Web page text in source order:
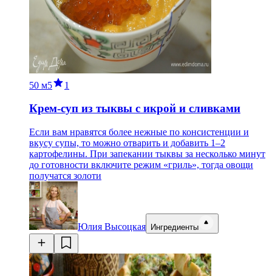
50 м5 1
Крем-суп из тыквы с икрой и сливками
Если вам нравятся более нежные по консистенции и
вкусу супы, то можно отварить и добавить 1–2
картофелины. При запекании тыквы за несколько минут
до готовности включите режим «гриль», тогда овощи
получатся золоти
Юлия Высоцкая Ингредиенты